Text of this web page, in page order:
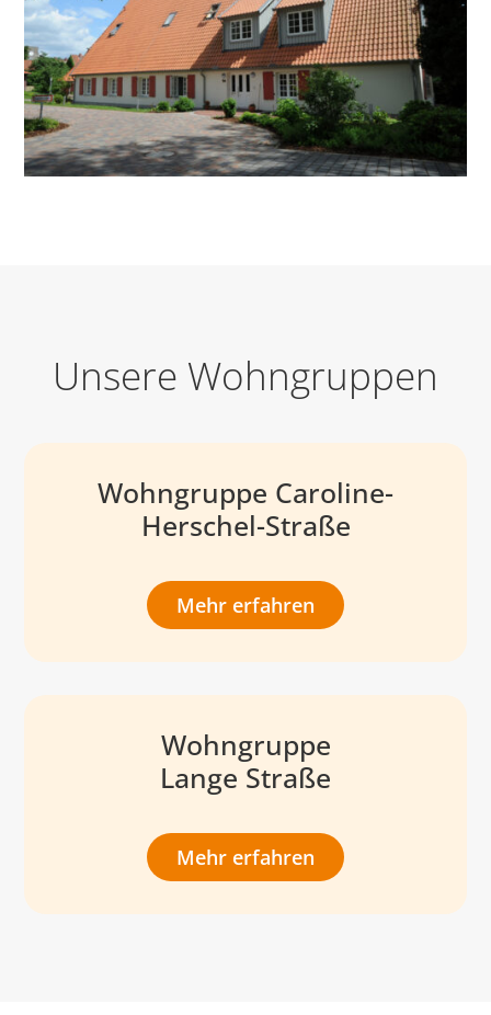
Unsere Wohngruppen
Wohngruppe Caroline-
Herschel-Straße
Mehr erfahren
Wohngruppe
Lange Straße
Mehr erfahren